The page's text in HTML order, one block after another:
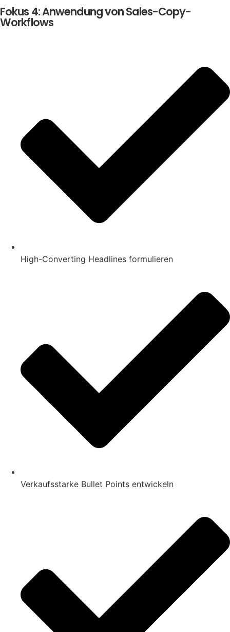
Fokus 4: Anwendung von Sales-Copy-
Workflows
High-Converting Headlines formulieren
Verkaufsstarke Bullet Points entwickeln